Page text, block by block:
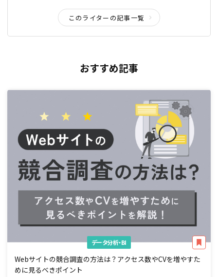
このライターの記事一覧
おすすめ記事
データ分析・BI
Webサイトの競合調査の方法は？アクセス数やCVを増やすた
めに見るべきポイント